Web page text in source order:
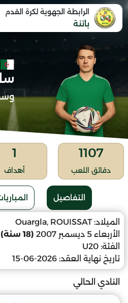
الرابطة الجهوية لكرة القدم
باتنة
1107
دقائق اللعب
1
أهداف
التفاصيل
الميلاد: Ouargla, ROUISSAT
الأربعاء 5 ديسمبر 2007
(18 سنة)
الفئة: U20
تاريخ نهاية العقد: 2026-06-15
النادي الحالي